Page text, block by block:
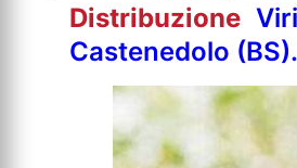
Distribuzione
Castenedolo